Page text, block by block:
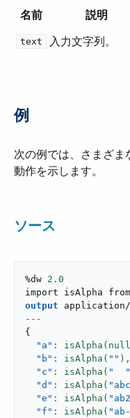
名前 説明
text 入力文字列。
例
次の例では、さまざま
動作を示します。
ソース
%dw 2.0
import isAlpha
output
---
{
"a" :
"b" : isAlpha( "" ),
"c" : isAlpha( "  "
"d" : isAlpha(
"e" : isAlpha(
"f" : isAlpha(